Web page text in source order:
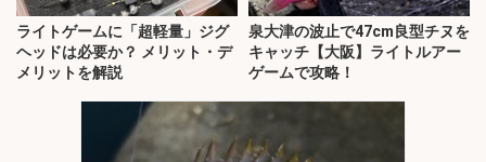
ライトゲームに「超軽量」ジグ
ヘッドは必要か？ メリット・デ
メリットを解説
泉大津の波止で47cm良型チヌを
キャッチ【大阪】ライトルアー
ゲームで攻略！